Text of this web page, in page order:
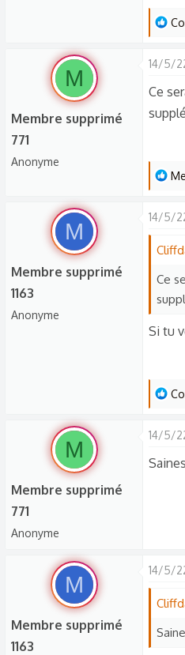
s
L
s
é
a
s
M
Membre supprimé
771
Anonyme
14/5/
Ce
L
s
é
c
t
o
:
M
Membre supprimé
1163
Anonyme
14/5/
Ce
Si tu
L
s
é
n
:
M
Membre supprimé
771
Anonyme
14/5/
Saines
M
Membre supprimé
1163
14/5/